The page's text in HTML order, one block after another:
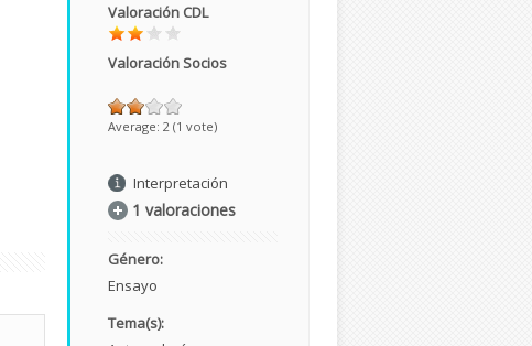
Valoración CDL
Valoración Socios
Average: 2 (1 vote)
Interpretación
1 valoraciones
Género:
Ensayo
Tema(s):